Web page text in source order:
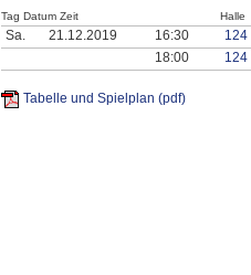
Tag Datum Zeit Halle
Sa. 21.12.2019 16:30
124
18:00
124
Tabelle und Spielplan (pdf)